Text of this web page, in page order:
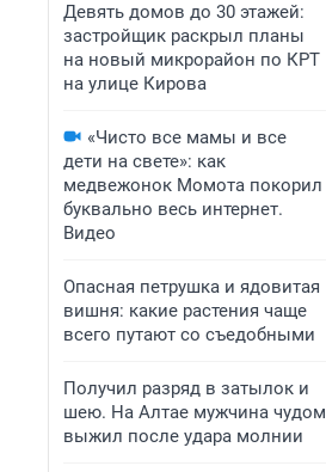
Девять домов до 30 этажей:
застройщик раскрыл планы
на новый микрорайон по КРТ
на улице Кирова
«Чисто все мамы и все
дети на свете»: как
медвежонок Момота покорил
буквально весь интернет.
Видео
Опасная петрушка и ядовитая
вишня: какие растения чаще
всего путают со съедобными
Получил разряд в затылок и
шею. На Алтае мужчина чудом
выжил после удара молнии